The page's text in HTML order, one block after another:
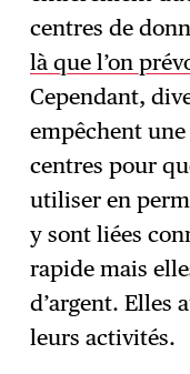
centres de
là que l’on
Cependant,
empêchent
centres pour
utiliser en
y sont liées
rapide mais
d’argent. Elles
leurs activités.